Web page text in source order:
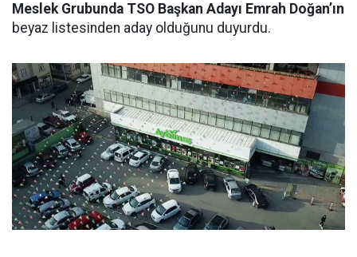
Meslek Grubunda TSO Başkan Adayı Emrah Doğan’ın
beyaz listesinden aday olduğunu duyurdu.